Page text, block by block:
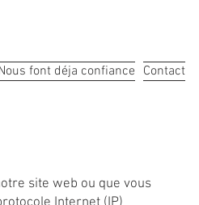
font déja confiance Contact
site web ou que vous